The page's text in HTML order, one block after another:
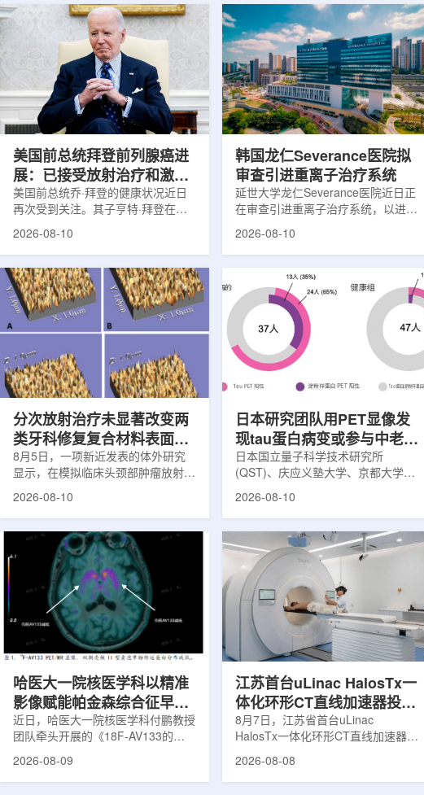
美国前总统拜登前列腺癌进
展：已接受放射治疗和激素
治疗
美国前总统乔·拜登的健康状况近日
再次受到关注。其子亨特·拜登在一
段采访视频中表示，拜登被诊断患有
程非常痛苦。据相关信息，现年83
岁的拜登方面曾在2025年5月披露，
其被诊断出患有侵袭性较强的前列腺
癌，当时已确认癌细胞扩散至骨骼。
受放射治疗和激素治疗。放射治疗是
肿瘤治疗中常见的核技术医疗应用方
式之一，主要利用电离辐射作用于肿
2026-08-10
韩国龙仁Severance医院拟
审查引进重离子治疗系统
延世大学龙仁Severance医院近日正
在审查引进重离子治疗系统，以进一
步加强先进癌症治疗能力。重离子治
准递送至癌细胞。该技术利用布拉格
峰特性，使辐射能量集中释放在肿瘤
部位，从而尽量减少周围正常组织受
到的照射。根据相关资料，重离子治
疗被认为可为部分传统放疗效果有限
的顽固性癌症，以及具有较高放射抗
性的肿瘤提供新的治疗选择。龙仁
Severance医院希望借助该技术，进
2026-08-10
分次放射治疗未显著改变两
类牙科修复复合材料表面性
能
8月5日，一项新近发表的体外研究
显示，在模拟临床头颈部肿瘤放射治
疗方案下，两种现代牙科修复复合材
牙科修复材料耐久性的影响展开。头
颈部恶性肿瘤患者接受放射治疗后，
口腔环境可能发生改变，包括唾液分
泌减少、黏膜炎、放射性龋齿等问
题，这些变化可能影响修复体表面状
态和长期使用效果。为此，研究团队
选取基于玻璃离子体技术的Giomer
树脂复合材料和基于有机硅氧烷技术
2026-08-10
日本研究团队用PET显像发
现tau蛋白病变或参与中老年
幻觉妄想发生
日本国立量子科学技术研究所
(QST)、庆应义塾大学、京都大学和
东京理科大学等机构组成的研究团队
观察到tau蛋白病变，并认为这类病
变可能与40岁以后首次出现的幻
觉、妄想等精神症状有关。tau PET
和淀粉样蛋白PET阳性结果的比例中
老年精神病通常指40岁以后首次出
现幻觉、妄想等精神症状的疾病。既
往流行病学研究和尸检脑组织研究曾
提示，这类症状可能与痴呆症相关的
2026-08-10
哈医大一院核医学科以精准
影像赋能帕金森综合征早期
诊疗
近日，哈医大一院核医学科付鹏教授
团队牵头开展的《18F-AV133的
PET/MR显像在帕金森病中的临床应
2026-08-09
江苏首台uLinac HalosTx一
体化环形CT直线加速器投入
临床
8月7日，江苏省首台uLinac
HalosTx一体化环形CT直线加速器在
南京医科大学第三附属医院(常州二
2026-08-08